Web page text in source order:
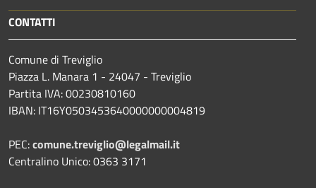
CONTATTI
Comune di Treviglio
Piazza L. Manara 1 - 24047 - Treviglio
Partita IVA: 00230810160
IBAN: IT16Y0503453640000000004819
PEC:comune.treviglio@legalmail.it
Centralino Unico: 0363 3171